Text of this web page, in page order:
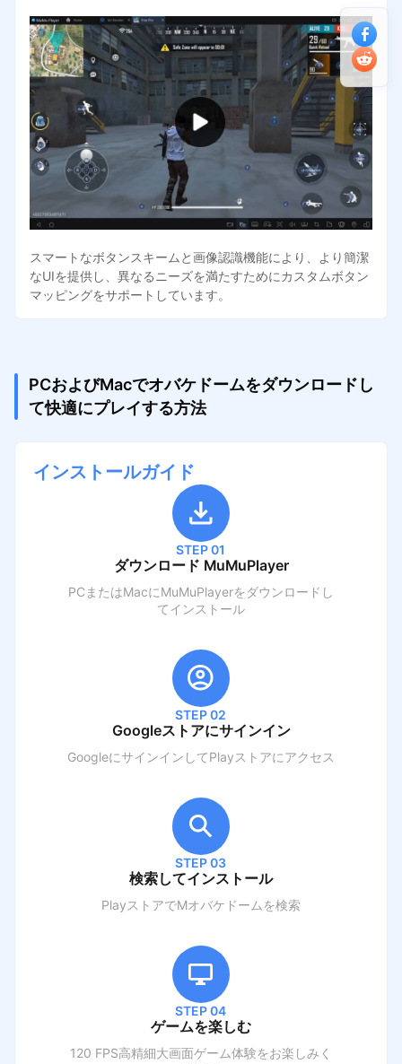
スマートなボタンスキームと画像認識機能により、より簡潔
なUIを提供し、異なるニーズを満たすためにカスタムボタン
マッピングをサポートしています。
PCおよびMacでオバケドームをダウンロードし
て快適にプレイする方法
インストールガイド
STEP 01
ダウンロード MuMuPlayer
PCまたはMacにMuMuPlayerをダウンロードし
てインストール
STEP 02
Googleストアにサインイン
GoogleにサインインしてPlayストアにアクセス
STEP 03
検索してインストール
PlayストアでMオバケドーム を検索
STEP 04
ゲームを楽しむ
120 FPS高精細大画面ゲーム体験をお楽しみく